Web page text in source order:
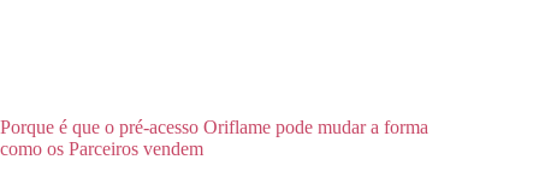
Porque é que o pré-acesso Oriflame pode mudar a forma
como os Parceiros vendem